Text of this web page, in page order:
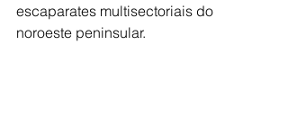
escaparates multisectoriais do
noroeste peninsular.